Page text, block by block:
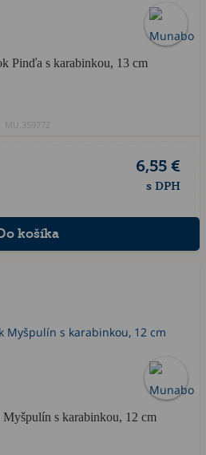
Pinďa s karabinkou, 13 cm
MU.35977Z
6,55 €
s DPH
s karabinkou, 12 cm